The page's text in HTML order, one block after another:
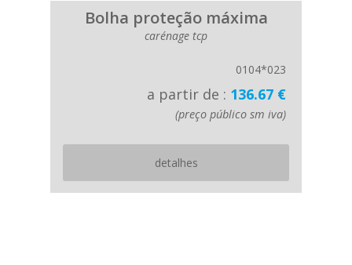
Bolha proteção máxima
carénage tcp
0104*023
a partir de : 136.67 €
(preço público sm iva)
detalhes